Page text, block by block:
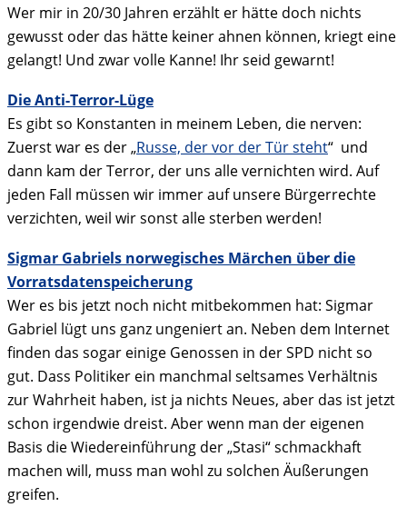
Wer mir in 20/30 Jahren erzählt er hätte doch nichts
gewusst oder das hätte keiner ahnen können, kriegt eine
gelangt! Und zwar volle Kanne! Ihr seid gewarnt!
Die Anti-Terror-Lüge
Es gibt so Konstanten in meinem Leben, die nerven:
Zuerst war es der „Russe, der vor der Tür steht“ und
dann kam der Terror, der uns alle vernichten wird. Auf
jeden Fall müssen wir immer auf unsere Bürgerrechte
verzichten, weil wir sonst alle sterben werden!
Sigmar Gabriels norwegisches Märchen über die
Vorratsdatenspeicherung
Wer es bis jetzt noch nicht mitbekommen hat: Sigmar
Gabriel lügt uns ganz ungeniert an. Neben dem Internet
finden das sogar einige Genossen in der SPD nicht so
gut. Dass Politiker ein manchmal seltsames Verhältnis
zur Wahrheit haben, ist ja nichts Neues, aber das ist jetzt
schon irgendwie dreist. Aber wenn man der eigenen
Basis die Wiedereinführung der „Stasi“ schmackhaft
machen will, muss man wohl zu solchen Äußerungen
greifen.